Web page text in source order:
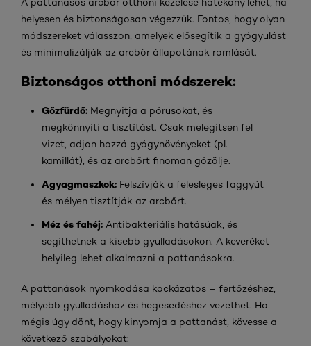
helyesen és biztonságosan végezzük. Fontos, hogy olyan
módszereket válasszon, amelyek elősegítik a gyógyulást
és minimalizálják az arcbőr állapotának romlását.
Biztonságos otthoni módszerek:
Gőzfürdő: Megnyitja a pórusokat, és
megkönnyíti a tisztítást. Csak melegítsen fel
vizet, adjon hozzá gyógynövényeket (pl.
kamillát), és az arcbőrt finoman gőzölje.
Agyagmaszkok: Felszívják a felesleges faggyút
és mélyen tisztítják az arcbőrt.
Méz és fahéj: Antibakteriális hatásúak, és
segíthetnek a kisebb gyulladásokon. A keveréket
helyileg lehet alkalmazni a pattanásokra.
A pattanások nyomkodása kockázatos – fertőzéshez,
mélyebb gyulladáshoz és hegesedéshez vezethet. Ha
mégis úgy dönt, hogy kinyomja a pattanást, kövesse a
következő szabályokat: